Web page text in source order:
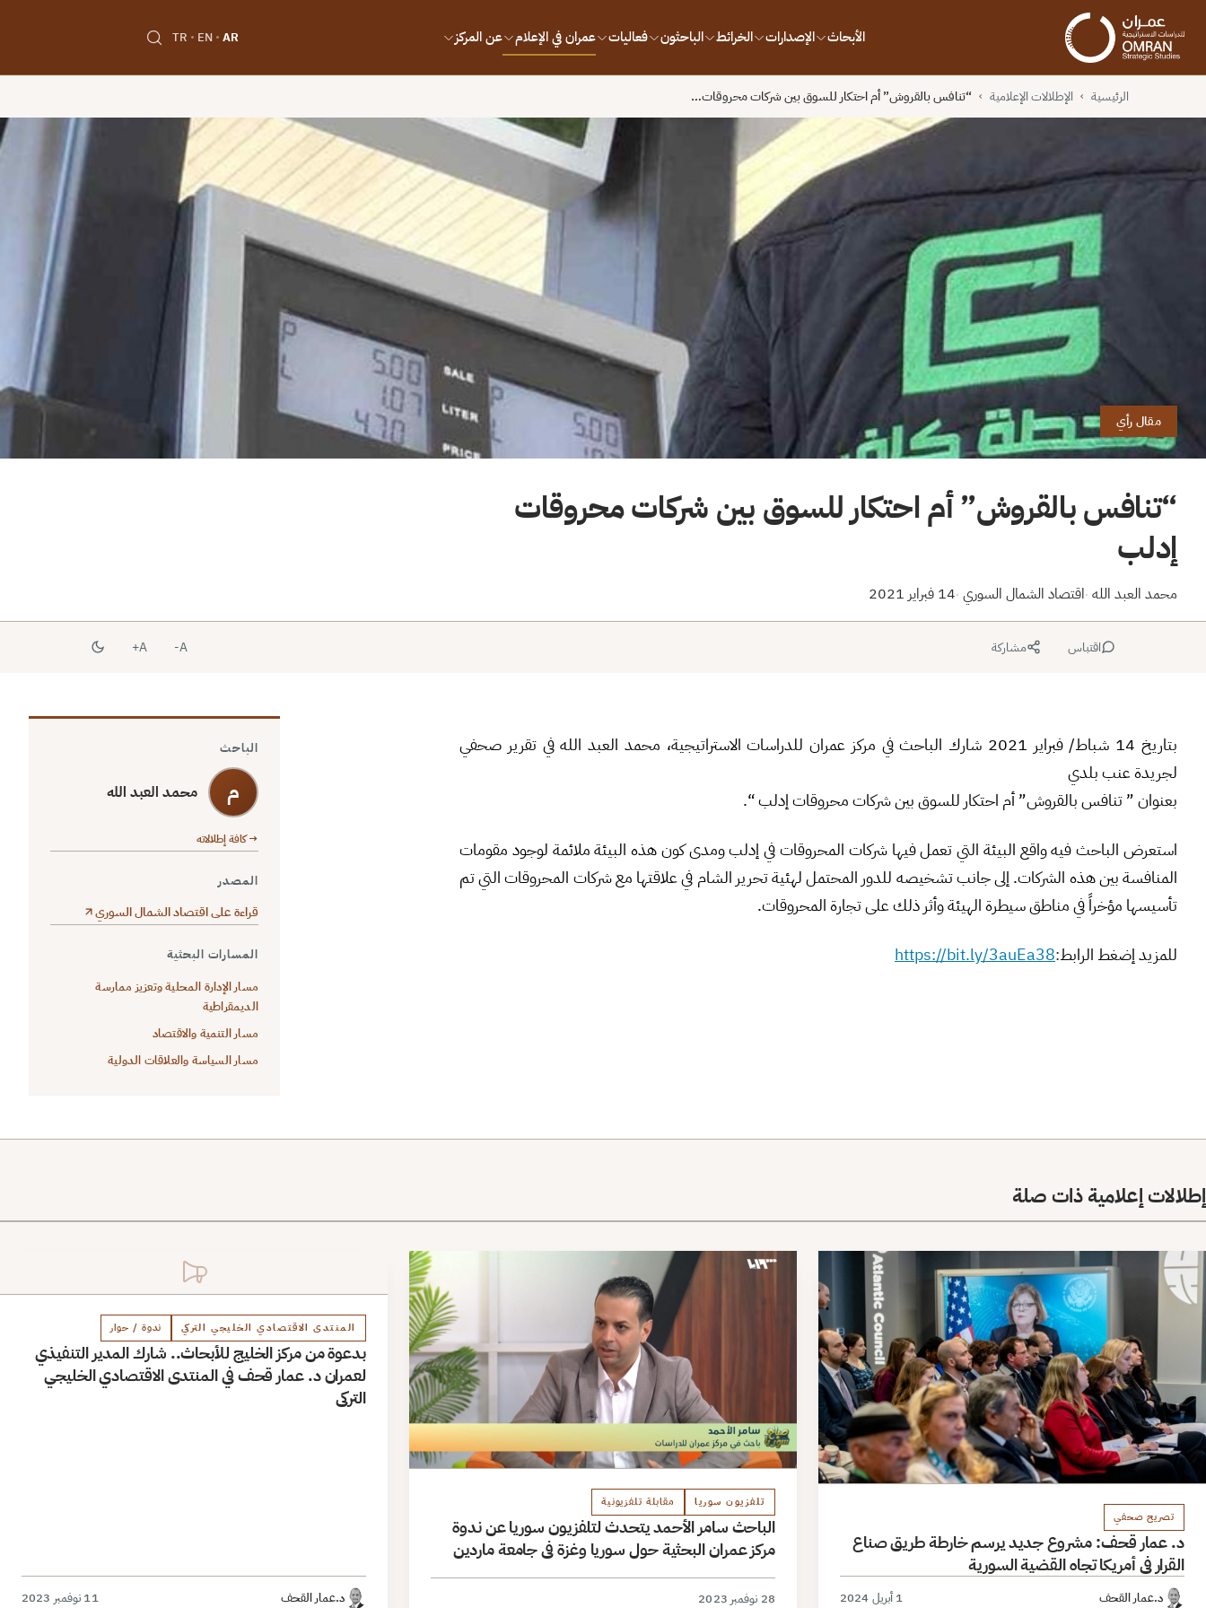
الأبحاث الإصدارات الخرائط الباحثون فعاليات عمران في الإعلام عن المركز AR
EN
TR
الرئيسية › الإطلالات الإعلامية › “تنافس بالقروش” أم احتكار للسوق بين شركات محروقات…
مقال رأي
“تنافس بالقروش” أم احتكار للسوق بين شركات محروقات
إدلب
محمد العبد الله ·اقتصاد الشمال السوري ·14 فبراير 2021
اقتباس مشاركة A-
A+
بتاريخ 14 شباط/ فبراير 2021 شارك الباحث في مركز عمران للدراسات الاستراتيجية، محمد العبد الله في تقرير صحفي
لجريدة عنب بلدي
بعنوان ” تنافس بالقروش” أم احتكار للسوق بين شركات محروقات إدلب “.
استعرض الباحث فيه واقع البيئة التي تعمل فيها شركات المحروقات في إدلب ومدى كون هذه البيئة ملائمة لوجود مقومات
المنافسة بين هذه الشركات. إلى جانب تشخيصه للدور المحتمل لهئية تحرير الشام في علاقتها مع شركات المحروقات التي تم
تأسيسها مؤخراً في مناطق سيطرة الهيئة وأثر ذلك على تجارة المحروقات.
للمزيد إضغط الرابط:
https://bit.ly/3auEa38
الباحث
م محمد العبد الله
→ كافة إطلالاته
المصدر
قراءة على اقتصاد الشمال السوري
المسارات البحثية
مسار الإدارة المحلية وتعزيز ممارسة
الديمقراطية
مسار التنمية والاقتصاد
مسار السياسة والعلاقات الدولية
إطلالات إعلامية ذات صلة
تصريح صحفي
د. عمار قحف: مشروع جديد يرسم خارطة طريق صناع
القرار في أمريكا تجاه القضية السورية
د.عمار القحف 1 أبريل 2024
تلفزيون سوريا مقابلة تلفزيونية
الباحث سامر الأحمد يتحدث لتلفزيون سوريا عن ندوة
مركز عمران البحثية حول سوريا وغزة في جامعة ماردين
28 نوفمبر 2023
المنتدى الاقتصادي الخليجي التركي ندوة / حوار
بدعوة من مركز الخليج للأبحاث.. شارك المدير التنفيذي
لعمران د. عمار قحف في المنتدى الاقتصادي الخليجي
التركي
د.عمار القحف 11 نوفمبر 2023